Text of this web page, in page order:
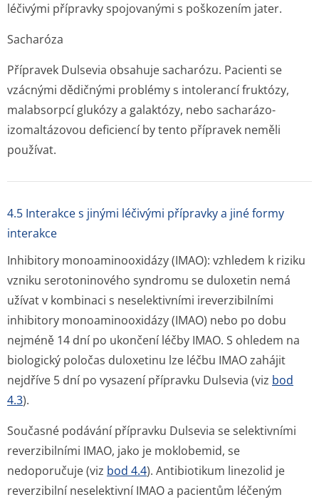
léčivými přípravky spojovanými s poškozením jater.
Sacharóza
Přípravek Dulsevia obsahuje sacharózu. Pacienti se
vzácnými dědičnými problémy s intolerancí fruktózy,
malabsorpcí glukózy a galaktózy, nebo sacharázo-
izomaltázovou deficiencí by tento přípravek neměli
používat.
4.5 Interakce s jinými léčivými přípravky a jiné formy
interakce
Inhibitory monoaminooxidázy (IMAO): vzhledem k riziku
vzniku serotoninového syndromu se duloxetin nemá
užívat v kombinaci s neselektivními ireverzibilními
inhibitory monoaminooxidázy (IMAO) nebo po dobu
nejméně 14 dní po ukončení léčby IMAO. S ohledem na
biologický poločas duloxetinu lze léčbu IMAO zahájit
nejdříve 5 dní po vysazení přípravku Dulsevia (viz bod
4.3).
Současné podávání přípravku Dulsevia se selektivními
reverzibilními IMAO, jako je moklobemid, se
nedoporučuje (viz bod 4.4). Antibiotikum linezolid je
reverzibilní neselektivní IMAO a pacientům léčeným